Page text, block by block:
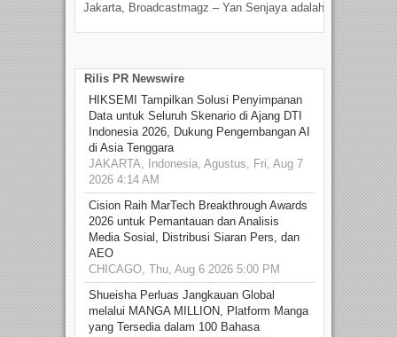
Jakarta, Broadcastmagz – Yan Senjaya adalah...
Rilis PR Newswire
HIKSEMI Tampilkan Solusi Penyimpanan
Data untuk Seluruh Skenario di Ajang DTI
Indonesia 2026, Dukung Pengembangan AI
di Asia Tenggara
JAKARTA, Indonesia, Agustus, Fri, Aug 7
2026 4:14 AM
Cision Raih MarTech Breakthrough Awards
2026 untuk Pemantauan dan Analisis
Media Sosial, Distribusi Siaran Pers, dan
AEO
CHICAGO, Thu, Aug 6 2026 5:00 PM
Shueisha Perluas Jangkauan Global
melalui MANGA MILLION, Platform Manga
yang Tersedia dalam 100 Bahasa